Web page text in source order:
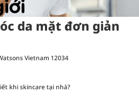
da mặt đơn giản
Vietnam 12034
khi skincare tại nhà?